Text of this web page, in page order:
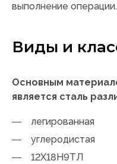
выполнение операции.
Виды и
Основным
является сталь
легированная
углеродистая
12Х18Н9ТЛ